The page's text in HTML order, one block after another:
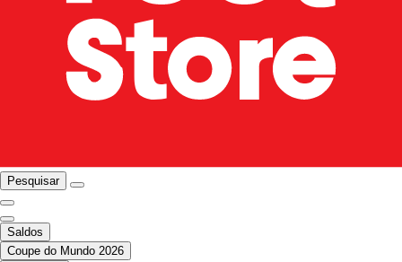
Pesquisar
Saldos
Coupe do Mundo 2026